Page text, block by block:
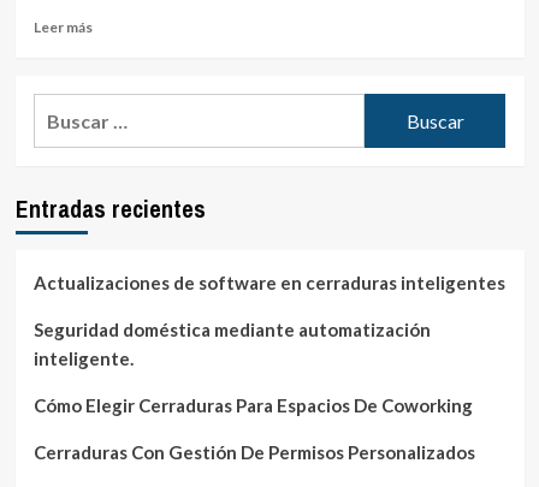
Leer másLeer
Cerraduras
:
Entradas recientes
Actualizaciones de software en cerraduras inteligentes
Seguridad doméstica mediante automatización
inteligente.
Cómo Elegir Cerraduras Para Espacios De Coworking
Cerraduras Con Gestión De Permisos Personalizados